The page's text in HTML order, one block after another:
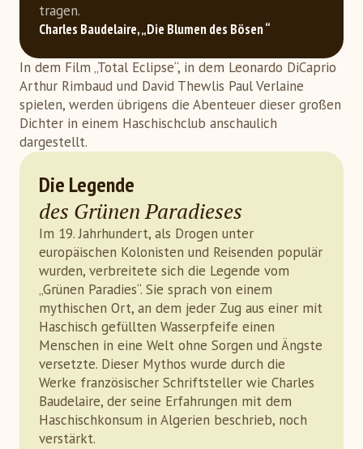
tragen.
Charles Baudelaire, „Die Blumen des Bösen “
In dem Film „Total Eclipse“, in dem Leonardo DiCaprio
Arthur Rimbaud und David Thewlis Paul Verlaine
spielen, werden übrigens die Abenteuer dieser großen
Dichter in einem Haschischclub anschaulich
dargestellt.
Die Legende
des Grünen Paradieses
Im 19. Jahrhundert, als Drogen unter
europäischen Kolonisten und Reisenden populär
wurden, verbreitete sich die Legende vom
„Grünen Paradies“. Sie sprach von einem
mythischen Ort, an dem jeder Zug aus einer mit
Haschisch gefüllten Wasserpfeife einen
Menschen in eine Welt ohne Sorgen und Ängste
versetzte. Dieser Mythos wurde durch die
Werke französischer Schriftsteller wie Charles
Baudelaire, der seine Erfahrungen mit dem
Haschischkonsum in Algerien beschrieb, noch
verstärkt.